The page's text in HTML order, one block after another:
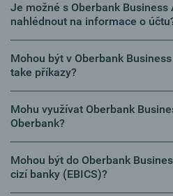
Je možné s Oberbank Business
nahlédnout na informace o
Mohou být v Oberbank
take příkazy?
Mohu využívat Oberbank
Oberbank?
Mohou být do Oberbank
cizí banky (EBICS)?